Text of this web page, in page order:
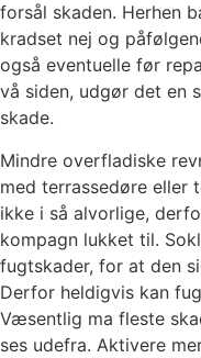
forsål skaden. Herhen
kradset nej og
også eventuelle før
vå siden, udgør det en
skade.
Mindre overfladiske
med terrassedøre eller
ikke i så alvorlige,
kompagn lukket til.
fugtskader, for at den
Derfor heldigvis kan
Væsentlig ma fleste
ses udefra. Aktivere